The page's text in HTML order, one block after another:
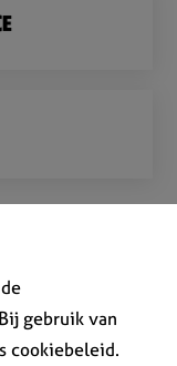
gebruik van
cookiebeleid.